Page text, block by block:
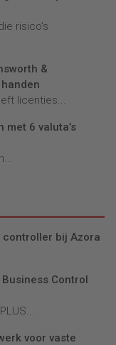
risico’s
&
licenties...
6 valuta’s
controller bij Azora
Control
voor vaste